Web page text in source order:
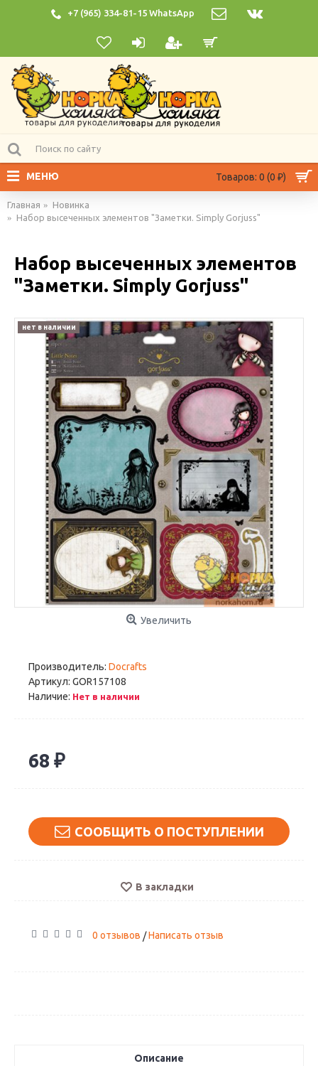
+7 (965) 334-81-15 WhatsApp
Товаров: 0 (0 ₽)
МЕНЮ
Главная
Новинка
Набор высеченных элементов "Заметки. Simply Gorjuss"
Набор высеченных элементов
"Заметки. Simply Gorjuss"
нет в наличии
Увеличить
Производитель: Docrafts
Артикул: GOR157108
Наличие: Нет в наличии
68 ₽
СООБЩИТЬ О ПОСТУПЛЕНИИ
В закладки
0 отзывов /Написать отзыв
Описание